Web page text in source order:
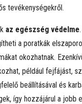
tevékenységekről.
az egészség védelme
a poratkák
okozhatnak.
például fejfájást,
beállításával és
így hozzájárul a jobb